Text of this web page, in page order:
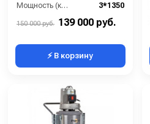
Мощность (кВт):
3*1350
150 000 руб. 139 000 руб.
⚡ В корзину